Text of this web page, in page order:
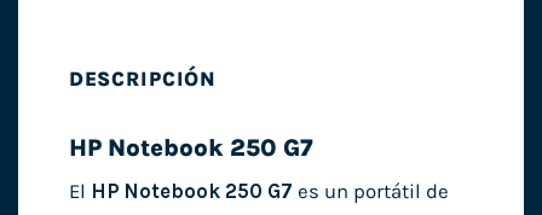
DESCRIPCIÓN
HP Notebook 250 G7
El HP Notebook 250 G7 es un portátil de